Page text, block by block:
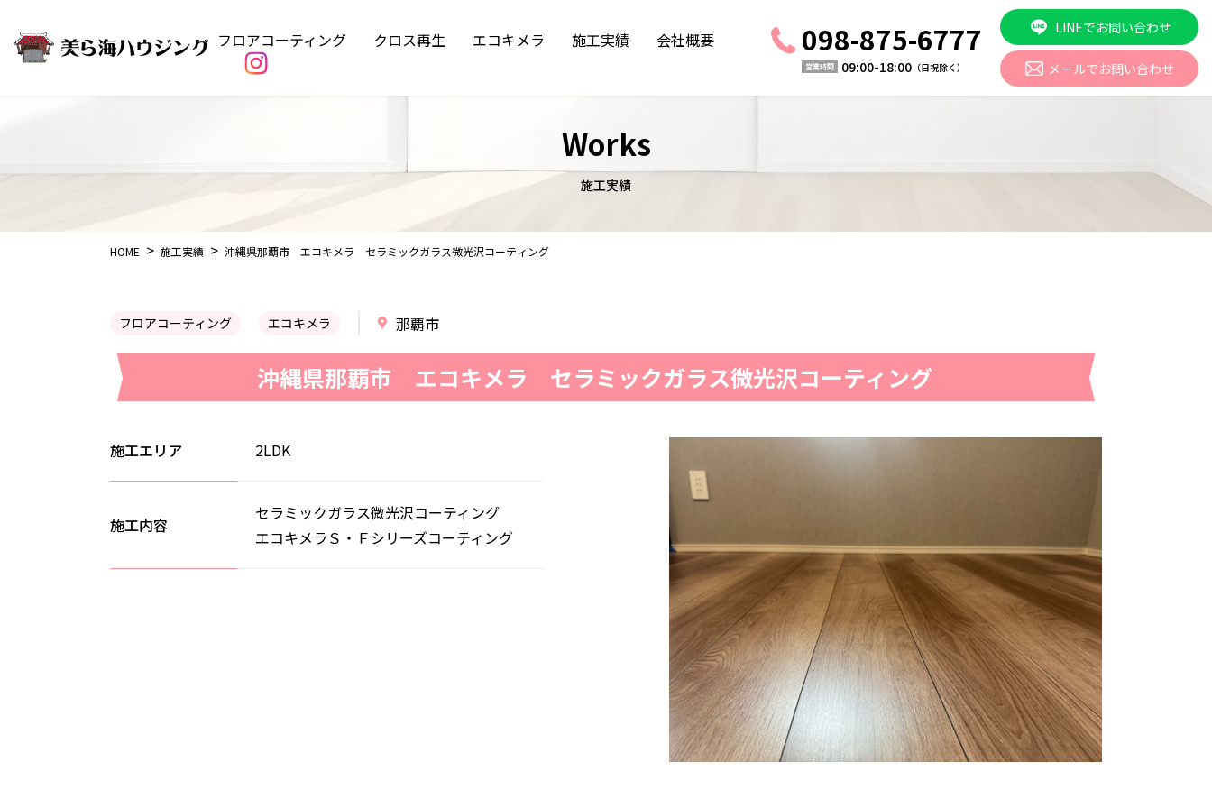
フロアコーティング クロス再生 エコキメラ 施工実績 会社概要 098-875-6777
営業時間 09:00-18:00 （日祝除く）
LINEでお問い合わせ
メールでお問い合わせ
Works
施工実績
HOME 施工実績 沖縄県那覇市 エコキメラ セラミックガラス微光沢コーティング
フロアコーティング エコキメラ 那覇市
沖縄県那覇市 エコキメラ セラミックガラス微光沢コーティング
施工エリア 2LDK
施工内容
セラミックガラス微光沢コーティング
エコキメラＳ・Ｆシリーズコーティング